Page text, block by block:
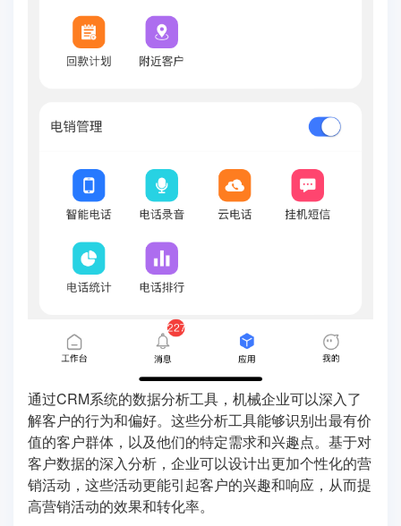
通过CRM系统的数据分析工具，机械企业可以深入了
解客户的行为和偏好。这些分析工具能够识别出最有价
值的客户群体，以及他们的特定需求和兴趣点。基于对
客户数据的深入分析，企业可以设计出更加个性化的营
销活动，这些活动更能引起客户的兴趣和响应，从而提
高营销活动的效果和转化率。